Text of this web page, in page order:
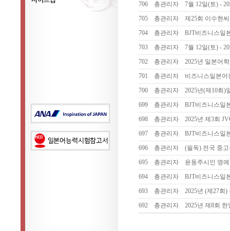
706
총관리자
7월 12일(토) -
705
총관리자
제25회 이수현
704
총관리자
BJT비즈니스일
703
총관리자
7월 12일(토) -
702
총관리자
2025년 일본어
701
총관리자
비즈니스일본
700
총관리자
2025년(제10회)
699
총관리자
BJT비즈니스일
698
총관리자
2025년 제3회
697
총관리자
BJT비즈니스일
696
총관리자
(필독) 전국 중
695
총관리자
윤동주시인 명
694
총관리자
BJT비즈니스일
693
총관리자
2025년 (제27회
692
총관리자 2025년 제8회